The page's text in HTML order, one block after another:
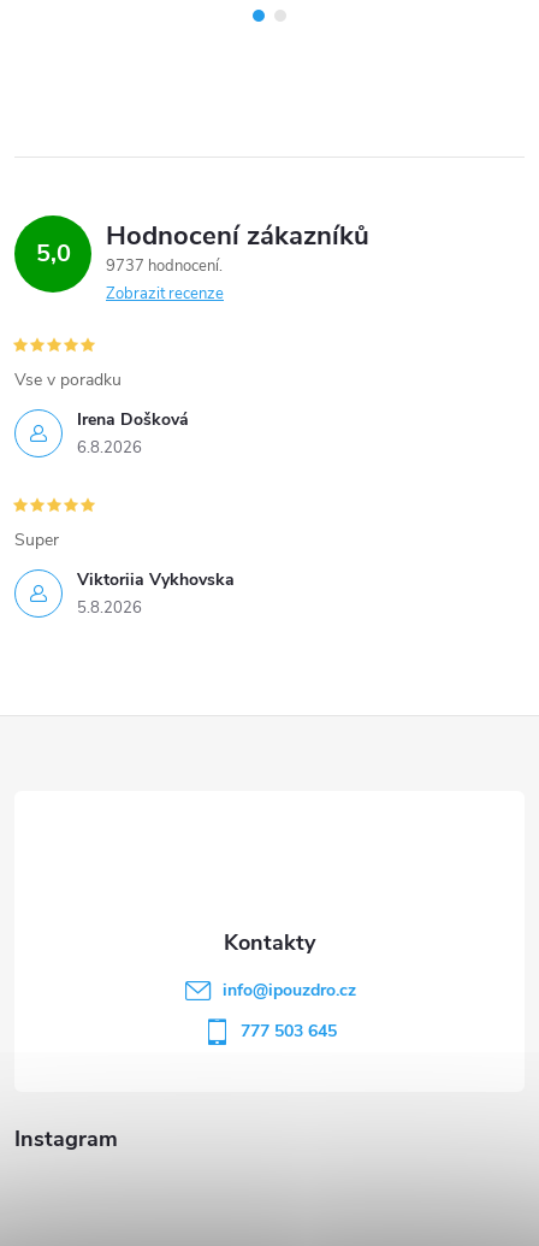
5,0 Hodnocení zákazníků
9737 hodnocení
Zobrazit recenze
Irena Došková
6.8.2026
Vse v poradku
Viktoriia Vykhovska
5.8.2026
Super
Instagram
info@ipouzdro.cz
777 503 645